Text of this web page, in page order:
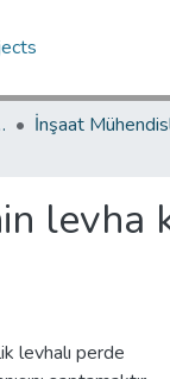
Theses
levha
levhalı perde